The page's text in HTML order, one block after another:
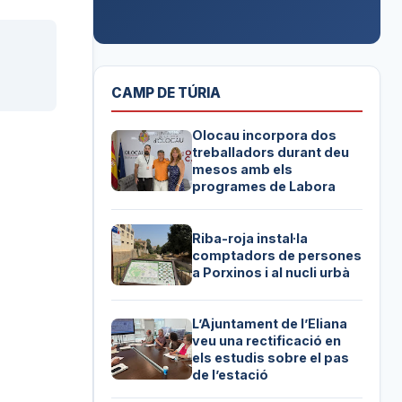
CAMP DE TÚRIA
Olocau incorpora dos
treballadors durant deu
mesos amb els
programes de Labora
Riba-roja instal·la
comptadors de persones
a Porxinos i al nucli urbà
L’Ajuntament de l’Eliana
veu una rectificació en
els estudis sobre el pas
de l’estació